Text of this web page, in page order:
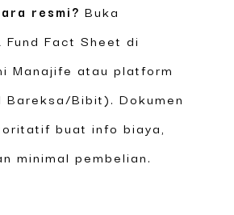
resmi? Buka
Fund Fact Sheet di
Manajife atau platform
Bareksa/Bibit). Dokumen
buat info biaya,
minimal pembelian.